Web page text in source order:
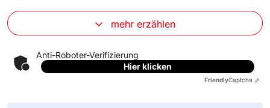
mehr erzählen
Anti-Roboter-Verifizierung
Hier klicken
FriendlyCaptcha ⇗